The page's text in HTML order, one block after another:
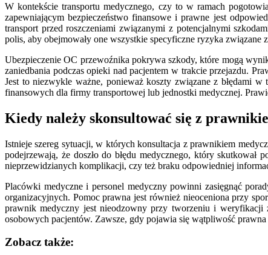
W kontekście transportu medycznego, czy to w ramach
zapewniającym bezpieczeństwo finansowe i prawne jest
transport przed roszczeniami związanymi z potencjalnymi
polis, aby obejmowały one wszystkie specyficzne ryzyka
Ubezpieczenie OC przewoźnika pokrywa szkody, które mogą
zaniedbania podczas opieki nad pacjentem w trakcie przejazdu.
Jest to niezwykle ważne, ponieważ koszty związane z błędami
finansowych dla firmy transportowej lub jednostki medycznej.
Kiedy należy skonsultować się z
Istnieje szereg sytuacji, w których konsultacja z prawnikiem
podejrzewają, że doszło do błędu medycznego, który
nieprzewidzianych komplikacji, czy też braku odpowiedniej
Placówki medyczne i personel medyczny powinni zasięgnąć
organizacyjnych. Pomoc prawna jest również nieoceniona przy
prawnik medyczny jest nieodzowny przy tworzeniu i weryfikacji
osobowych pacjentów. Zawsze, gdy pojawia się wątpliwość
Zobacz także: